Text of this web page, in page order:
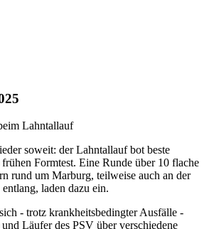
Lahntallauf
soweit: der Lahntallauf bot beste
Formtest. Eine Runde über 10 flache
rund um Marburg, teilweise auch an der
laden dazu ein.
- trotz krankheitsbedingter Ausfälle -
Läufer des PSV über verschiedene